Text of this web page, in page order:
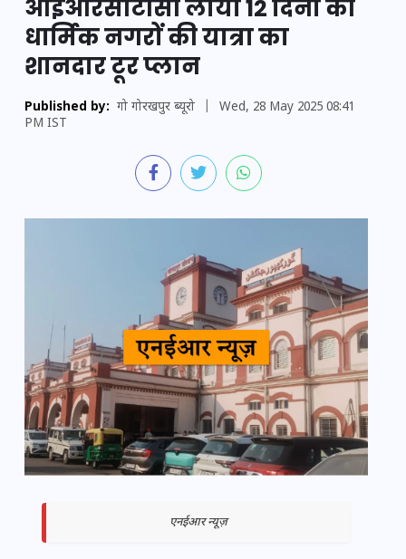
आईआरसीटीसी लाया 12 दिनों की
धार्मिक नगरों की यात्रा का
शानदार टूर प्लान
Published by: गो गोरखपुर ब्यूरो
Wed, 28 May 2025 08:41
PM IST
एनईआर न्यूज़